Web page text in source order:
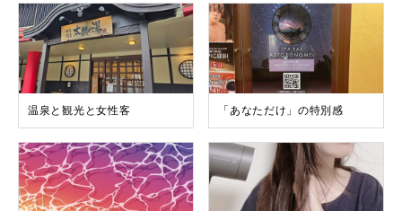
温泉と観光と女性客 「あなただけ」の特別感